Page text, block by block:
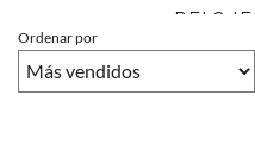
Ordenar por